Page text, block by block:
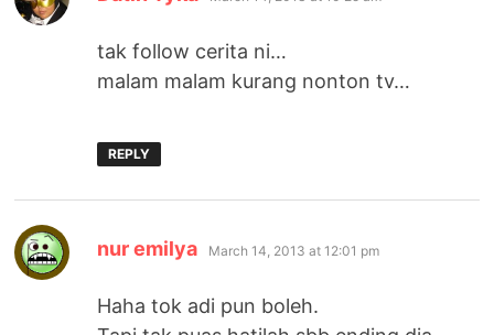
tak follow cerita ni…
malam malam kurang nonton tv…
REPLY
nur emilya says:
March 14, 2013 at 12:01 pm
Haha tok adi pun boleh.